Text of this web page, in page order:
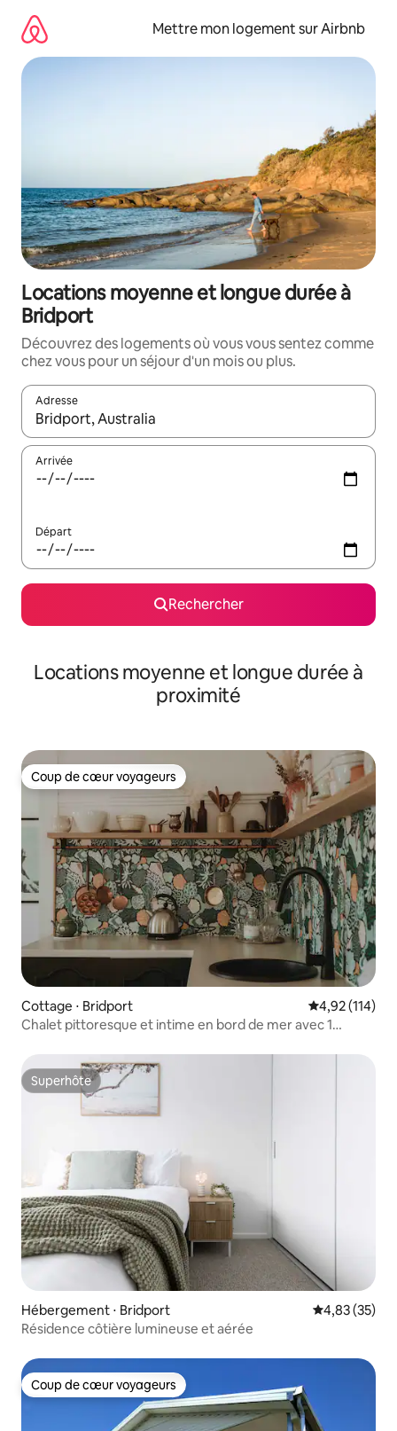
directement
contenu
Mettre mon logement sur Airbnb
Locations moyenne et longue durée à
Bridport
Découvrez des logements où vous vous sentez comme
chez vous pour un séjour d'un mois ou plus.
Adresse
Lorsque les résultats s'affichent, utilisez les flèches vers le
Arrivée
Départ
Rechercher
Locations moyenne et longue durée à
proximité
Coup de cœur voyageurs
Coup de cœur voyageurs
Cottage ⋅ Bridport Évaluation
4,92 (114)
Chalet pittoresque et intime en bord de mer avec 1
Superhôte
Superhôte
Hébergement ⋅ Bridport Évaluation
4,83 (35)
Résidence côtière lumineuse et aérée
Coup de cœur voyageurs
Coup de cœur voyageurs